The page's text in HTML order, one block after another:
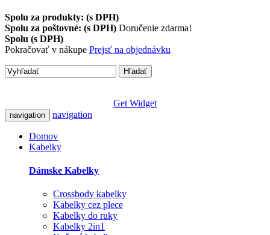
Spolu za produkty: (s DPH)
Spolu za poštovné: (s DPH) Doručenie zdarma!
Spolu (s DPH)
Pokračovať v nákupe Prejsť na objednávku
Hľadať
Get Widget
navigation navigation
Domov
Kabelky
Dámske Kabelky
Crossbody kabelky
Kabelky cez plece
Kabelky do ruky
Kabelky 2in1